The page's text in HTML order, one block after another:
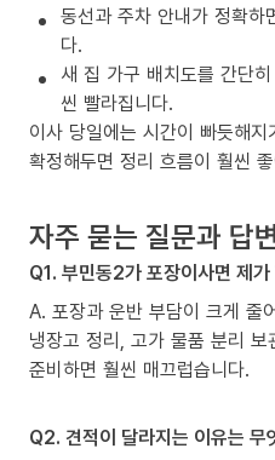
동선과 주차 안내가 정확하
다.
새 집 가구 배치도를 간단
씬 빨라집니다.
이사 당일에는 시간이 빠듯해
확정해두면 정리 흐름이 훨씬
자주 묻는 질문과 답변
Q1. 부민동2가 포장이사면 제
A. 포장과 운반 부담이 크게 줄
냉장고 정리, 고가 물품 분리
준비하면 훨씬 매끄럽습니다.
Q2. 견적이 달라지는 이유는 무